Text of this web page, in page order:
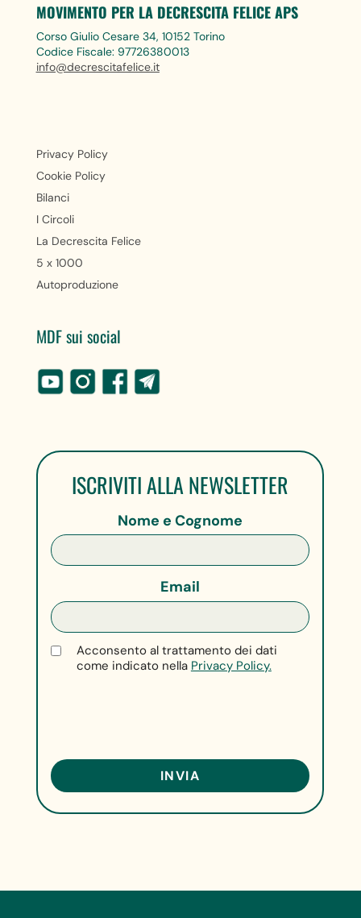
MOVIMENTO PER LA DECRESCITA FELICE APS
Corso Giulio Cesare 34, 10152 Torino
Codice Fiscale: 97726380013
info@decrescitafelice.it
Privacy Policy
Cookie Policy
Bilanci
I Circoli
La Decrescita Felice
5 x 1000
Autoproduzione
MDF sui social
ISCRIVITI ALLA NEWSLETTER
Nome e Cognome
Email
Acconsento al trattamento dei dati
come indicato nella Privacy Policy.